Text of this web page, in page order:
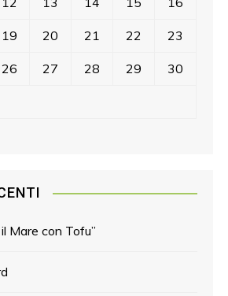
19 20 21 22 23
26 27 28 29 30
Mare con Tofu”